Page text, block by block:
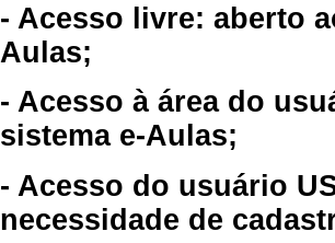
- Acesso livre: aberto
Aulas;
- Acesso à área do
sistema e-Aulas;
- Acesso do usuário
necessidade de